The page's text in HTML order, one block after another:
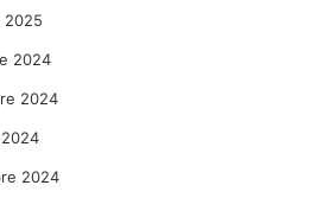
2025
2024
2024
2024